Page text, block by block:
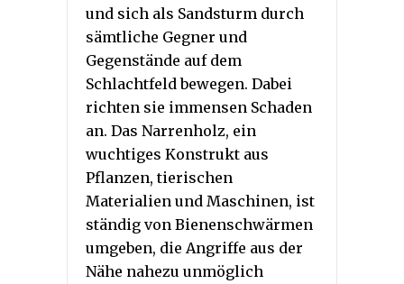
und sich als Sandsturm durch
sämtliche Gegner und
Gegenstände auf dem
Schlachtfeld bewegen. Dabei
richten sie immensen Schaden
an. Das Narrenholz, ein
wuchtiges Konstrukt aus
Pflanzen, tierischen
Materialien und Maschinen, ist
ständig von Bienenschwärmen
umgeben, die Angriffe aus der
Nähe nahezu unmöglich